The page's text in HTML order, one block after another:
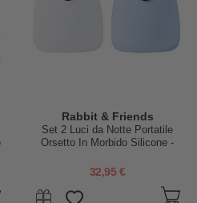
Rabbit & Friends
Set 2 Luci da Notte Portatile
Orsetto In Morbido Silicone -
32,95 €